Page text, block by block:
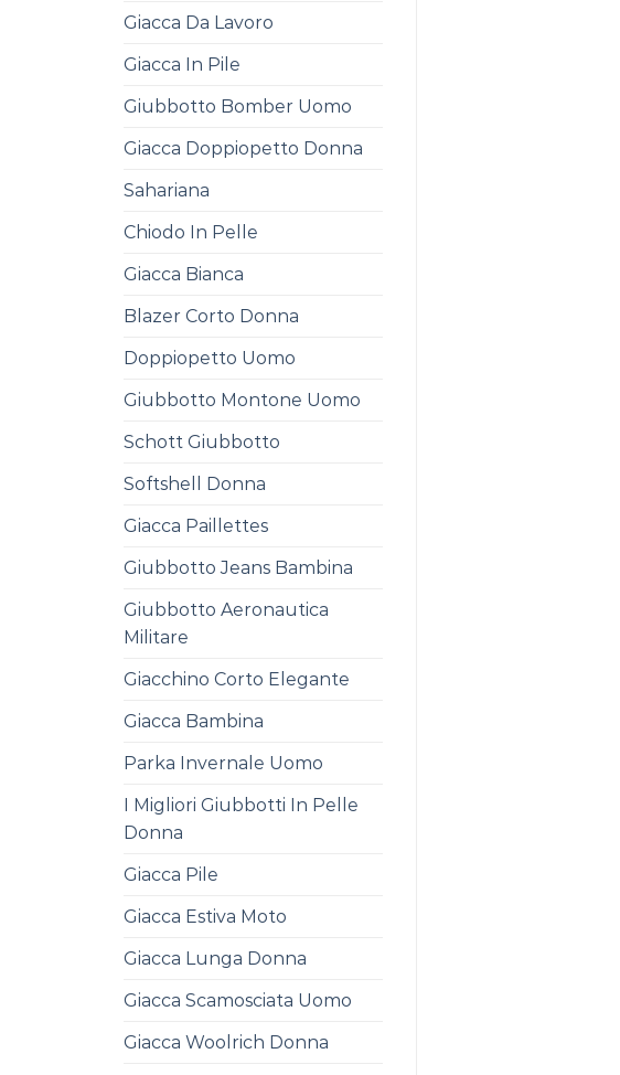
Giacca Da Lavoro
Giacca In Pile
Giubbotto Bomber Uomo
Giacca Doppiopetto Donna
Sahariana
Chiodo In Pelle
Giacca Bianca
Blazer Corto Donna
Doppiopetto Uomo
Giubbotto Montone Uomo
Schott Giubbotto
Softshell Donna
Giacca Paillettes
Giubbotto Jeans Bambina
Giubbotto Aeronautica
Militare
Giacchino Corto Elegante
Giacca Bambina
Parka Invernale Uomo
I Migliori Giubbotti In Pelle
Donna
Giacca Pile
Giacca Estiva Moto
Giacca Lunga Donna
Giacca Scamosciata Uomo
Giacca Woolrich Donna